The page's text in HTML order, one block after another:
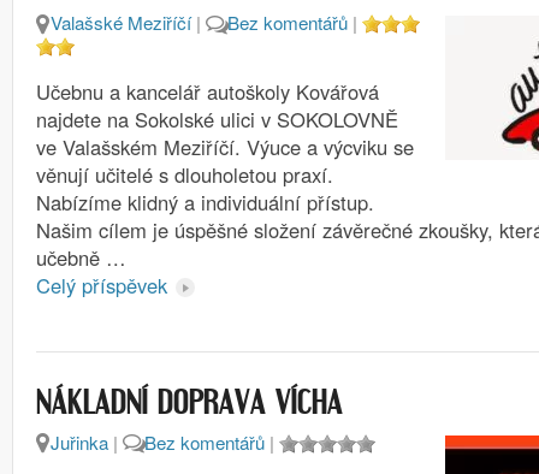
Valašské Meziříčí| Bez komentářů |
Učebnu a kancelář autoškoly Kovářová
najdete na Sokolské ulici v SOKOLOVNĚ
ve Valašském Meziříčí. Výuce a výcviku se
věnují učitelé s dlouholetou praxí.
Nabízíme klidný a individuální přístup.
Našim cílem je úspěšné složení závěrečné zkoušky,
učebně …
Celý příspěvek
NÁKLADNÍ DOPRAVA VÍCHA
Juřinka | Bez komentářů |